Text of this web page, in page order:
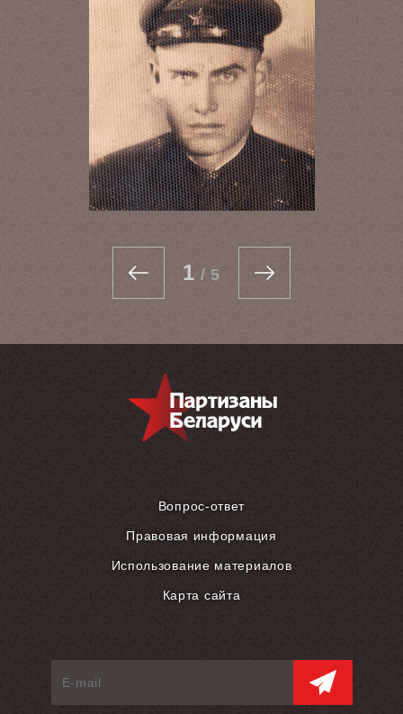
1 / 5
Вопрос-ответ
Правовая информация
Использование материалов
Карта сайта